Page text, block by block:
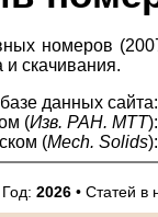
номеров
и скачивания.
данных сайта:
(Изв. РАН. МТТ):
(Mech. Solids):
Год:2026 • Статей